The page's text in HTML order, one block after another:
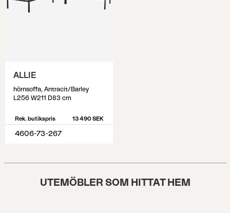
ALLIE
hörnsoffa, Antracit/Barley
L256 W211 D83 cm
Rek. butikspris 13 490 SEK
4606-73-267
UTEMÖBLER SOM HITTAT HEM